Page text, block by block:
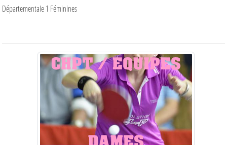
Départementale 1 Féminines